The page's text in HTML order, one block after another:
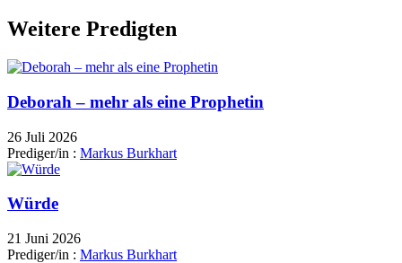
Weitere Predigten
Deborah – mehr als eine Prophetin
26 Juli 2026
Prediger/in : Markus Burkhart
Würde
21 Juni 2026
Prediger/in : Markus Burkhart